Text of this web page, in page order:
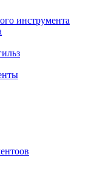
инструмента